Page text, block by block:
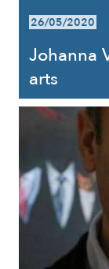
26/05/2020
Johanna
arts